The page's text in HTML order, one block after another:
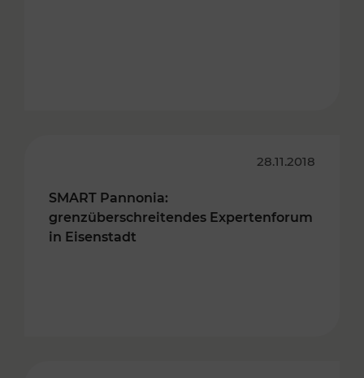
28.11.2018
SMART Pannonia:
grenzüberschreitendes Expertenforum
in Eisenstadt